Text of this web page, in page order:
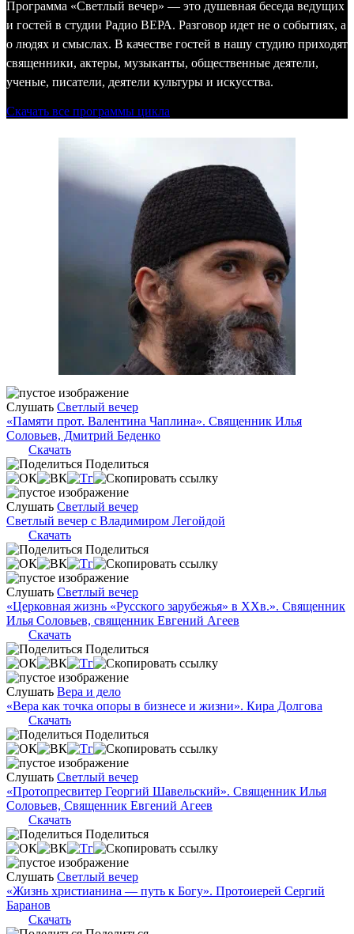
Программа «Светлый вечер» — это душевная беседа ведущих
и гостей в студии Радио ВЕРА. Разговор идет не о событиях, а
о людях и смыслах. В качестве гостей в нашу студию приходят
священники, актеры, музыканты, общественные деятели,
ученые, писатели, деятели культуры и искусства.
Скачать все программы цикла
Слушать Светлый вечер
«Памяти прот. Валентина Чаплина». Священник Илья
Соловьев, Дмитрий Беденко
Скачать
Поделиться
Слушать Светлый вечер
Светлый вечер с Владимиром Легойдой
Скачать
Поделиться
Слушать Светлый вечер
«Церковная жизнь «Русского зарубежья» в ХХв.». Священник
Илья Соловьев, священник Евгений Агеев
Скачать
Поделиться
Слушать Вера и дело
«Вера как точка опоры в бизнесе и жизни». Кира Долгова
Скачать
Поделиться
Слушать Светлый вечер
«Протопресвитер Георгий Шавельский». Священник Илья
Соловьев, Священник Евгений Агеев
Скачать
Поделиться
Слушать Светлый вечер
«Жизнь христианина — путь к Богу». Протоиерей Сергий
Баранов
Скачать